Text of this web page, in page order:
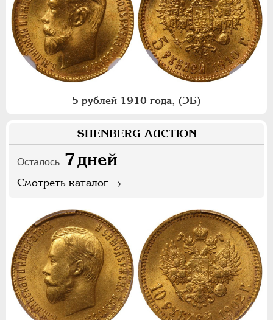
5 рублей 1910 года, (ЭБ)
SHENBERG AUCTION
Осталось 7дней
Смотреть каталог